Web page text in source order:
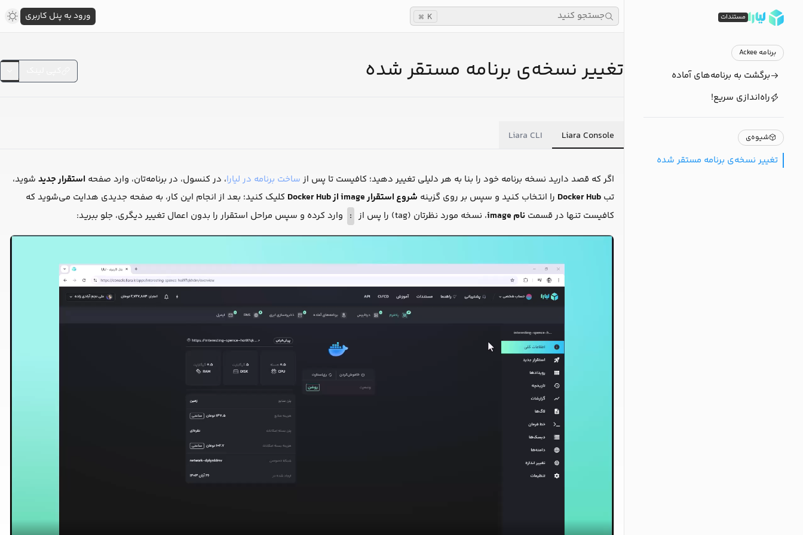
مستندات
برنامه Ackee
برگشت به برنامه‌های آماده
راه‌اندازی سریع!
شیوه‌ی
تغییر نسخه‌ی برنامه مستقر شده
تغییر نسخه‌ی برنامه مستقر شده
Liara Console
Liara CLI
اگر که قصد دارید نسخه برنامه خود را بنا به هر دلیلی تغییر دهید؛ کافیست تا پس ازساخت برنامه در لیارا، در کنسول، در برنامه‌تان، وارد صفحه استقرار جدید شوید،
تب Docker Hub را انتخاب کنید و سپس بر روی گزینه شروع استقرار image از Docker Hub
کلیک کنید؛ بعد از انجام این کار، به صفحه جدیدی هدایت می‌شوید که
کافیست تنها در قسمت نام image ، نسخه مورد نظرتان (tag) را پس از : وارد کرده و سپس مراحل استقرار را بدون اعمال تغییر دیگری، جلو ببرید:
جستجو کنید K
⌘ ورود به پنل کاربری